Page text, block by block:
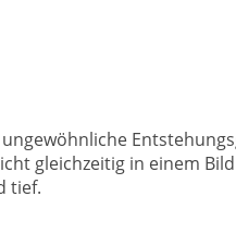
gleichzeitig in einem
tief.